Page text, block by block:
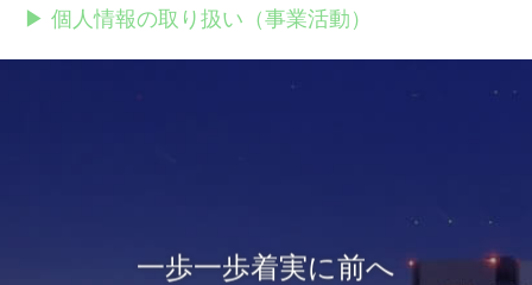
▶ 個人情報の取り扱い（事業活動）
一歩一歩着実に前へ